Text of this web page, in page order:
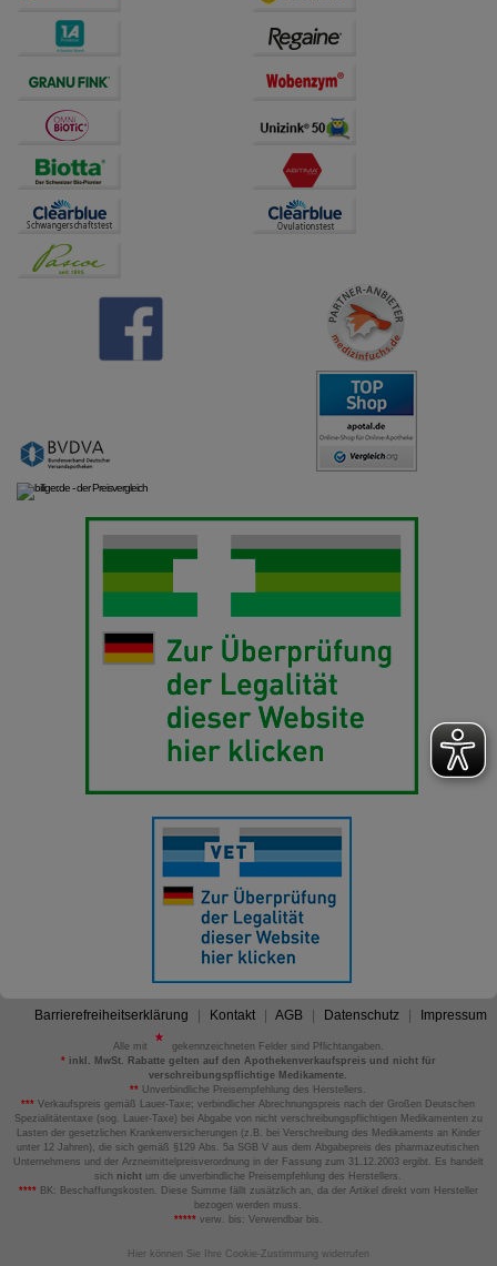
Barrierefreiheitserklärung Kontakt AGB Datenschutz Impressum
Alle mit
gekennzeichneten Felder sind Pflichtangaben.
*inkl. MwSt. Rabatte gelten auf den Apothekenverkaufspreis und nicht für
verschreibungspflichtige Medikamente.
** Unverbindliche Preisempfehlung des Herstellers.
*** Verkaufspreis gemäß Lauer-Taxe; verbindlicher Abrechnungspreis nach der Großen Deutschen
Spezialitätentaxe (sog. Lauer-Taxe) bei Abgabe von nicht verschreibungspflichtigen Medikamenten zu
Lasten der gesetzlichen Krankenversicherungen (z.B. bei Verschreibung des Medikaments an Kinder
unter 12 Jahren), die sich gemäß §129 Abs. 5a SGB V aus dem Abgabepreis des pharmazeutischen
Unternehmens und der Arzneimittelpreisverordnung in der Fassung zum 31.12.2003 ergibt. Es handelt
sich nicht um die unverbindliche Preisempfehlung des Herstellers.
****BK: Beschaffungskosten. Diese Summe fällt zusätzlich an, da der Artikel direkt vom Hersteller
bezogen werden muss.
*****verw. bis: Verwendbar bis.
Hier können Sie Ihre Cookie-Zustimmung widerrufen